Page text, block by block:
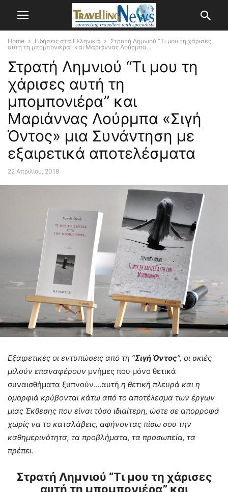
Home Ειδήσεις στα Ελληνικά
Στρατή Λημνιού “Τι μου τη χάρισες
αυτή τη μπομπονιέρα” και Μαριάννας Λούρμπα...
Στρατή Λημνιού “Τι μου τη
χάρισες αυτή τη
μπομπονιέρα” και
Μαριάννας Λούρμπα «Σιγή
Όντος» μια Συνάντηση με
εξαιρετικά αποτελέσματα
22 Απριλίου, 2018
Εξαιρετικές οι εντυπώσεις από τη “Σιγή Όντος”, οι σκιές
μιλούν επαναφέρουν μνήμες που μόνο θετικά
συναισθήματα ξυπνούν….αυτή η θετική πλευρά και η
ομορφιά κρύβονται κάτω από το αποτέλεσμα των έργων
μιας Έκθεσης που είναι τόσο ιδιαίτερη, ώστε σε απορροφά
χωρίς να το καταλάβεις, αφήνοντας πίσω σου την
καθημερινότητα, τα προβλήματα, τα προσωπεία, τα
πρέπει.
Στρατή Λημνιού “Τι μου τη χάρισες
αυτή τη μπομπονιέρα” και